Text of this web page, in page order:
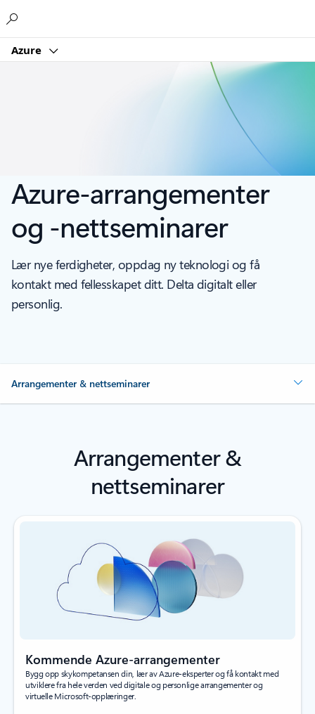
Azure
Azure-arrangementer
og -nettseminarer
Lær nye ferdigheter, oppdag ny teknologi og få
kontakt med fellesskapet ditt. Delta digitalt eller
personlig.
Arrangementer & nettseminarer
Arrangementer &
nettseminarer
Kommende Azure-arrangementer
Bygg opp skykompetansen din, lær av Azure-eksperter og få kontakt med
utviklere fra hele verden ved digitale og personlige arrangementer og
virtuelle Microsoft-opplæringer.